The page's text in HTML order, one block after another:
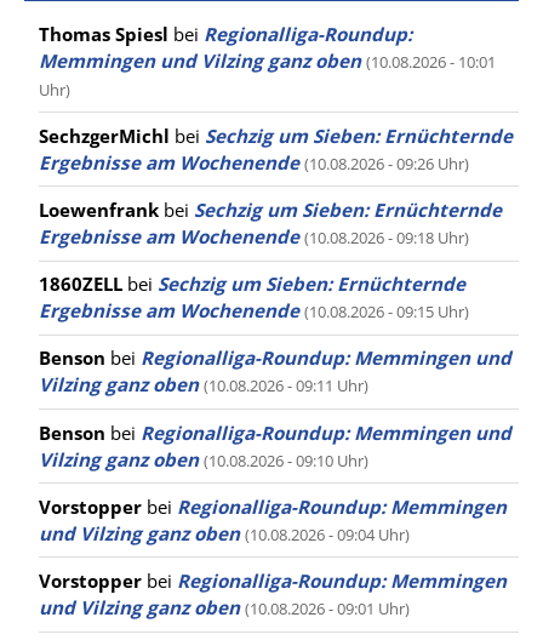
Thomas Spiesl bei Regionalliga-Roundup:
Memmingen und Vilzing ganz oben (10.08.2026 - 10:01
Uhr)
SechzgerMichl bei Sechzig um Sieben: Ernüchternde
Ergebnisse am Wochenende (10.08.2026 - 09:26 Uhr)
Loewenfrank bei Sechzig um Sieben: Ernüchternde
Ergebnisse am Wochenende (10.08.2026 - 09:18 Uhr)
1860ZELL bei Sechzig um Sieben: Ernüchternde
Ergebnisse am Wochenende (10.08.2026 - 09:15 Uhr)
Benson bei Regionalliga-Roundup: Memmingen und
Vilzing ganz oben (10.08.2026 - 09:11 Uhr)
Benson bei Regionalliga-Roundup: Memmingen und
Vilzing ganz oben (10.08.2026 - 09:10 Uhr)
Vorstopper bei Regionalliga-Roundup: Memmingen
und Vilzing ganz oben (10.08.2026 - 09:04 Uhr)
Vorstopper bei Regionalliga-Roundup: Memmingen
und Vilzing ganz oben (10.08.2026 - 09:01 Uhr)